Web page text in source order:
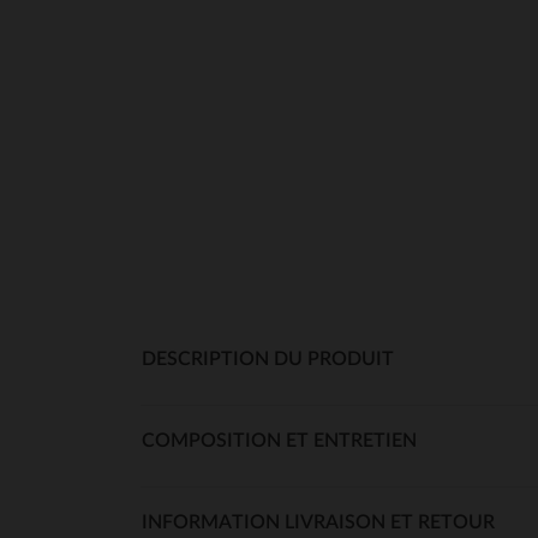
DESCRIPTION DU PRODUIT
COMPOSITION ET ENTRETIEN
INFORMATION LIVRAISON ET RETOUR